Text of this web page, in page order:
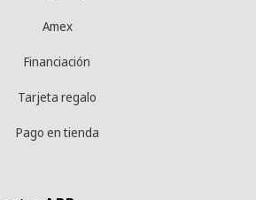
Amex
Financiación
Tarjeta regalo
Pago en tienda